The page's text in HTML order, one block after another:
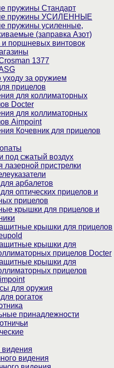
пружины Стандарт
пружины УСИЛЕННЫЕ
пружины усиленные,
(заправка Азот)
поршневых винтовок
1377
уходу за оружием
прицелов
для коллиматорных
Docter
для коллиматорных
Aimpoint
Кочевник для прицелов
под сжатый воздух
лазерной пристрелки
арбалетов
оптических прицелов и
прицелов
крышки для прицелов и
крышки для прицелов
крышки для
прицелов Docter
крышки для
прицелов
для оружия
рогаток
принадлежности
видения